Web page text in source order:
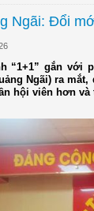
Ngãi: Đổi
“1+1” gắn với
Ngãi) ra
hội viên hơn